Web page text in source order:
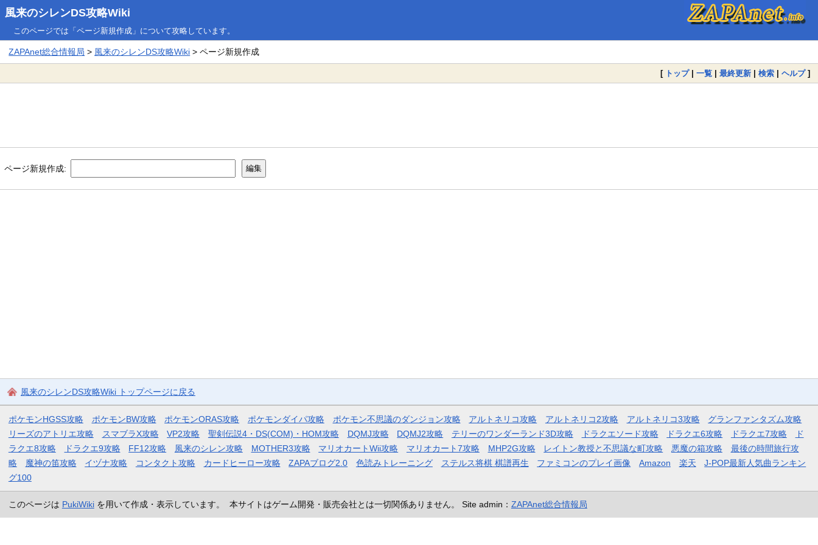
風来のシレンDS攻略Wiki
このページでは「ページ新規作成」について攻略しています。
ZAPAnet総合情報局 > 風来のシレンDS攻略Wiki > ページ新規作成
[ トップ| 一覧 | 最終更新 | 検索 | ヘルプ]
ページ新規作成:
風来のシレンDS攻略Wiki トップページに戻る
ポケモンHGSS攻略 ポケモンBW攻略 ポケモンORAS攻略 ポケモンダイパ攻略 ポケモン不思議のダンジョン攻略 アルトネリコ攻略 アルトネリコ2攻略 アルトネリコ3攻略
グランファンタズム攻略
リーズのアトリエ攻略
スマブラX攻略 VP2攻略 聖剣伝説4・DS(COM)・HOM攻略 DQMJ攻略 DQMJ2攻略 テリーのワンダーランド3D攻略 ドラクエソード攻略 ドラクエ6攻略 ドラクエ7攻略
ド
ラクエ8攻略
ドラクエ9攻略 FF12攻略 風来のシレン攻略 MOTHER3攻略 マリオカートWii攻略 マリオカート7攻略 MHP2G攻略 レイトン教授と不思議な町攻略 悪魔の箱攻略
最後の時間旅行攻
略
魔神の笛攻略 イヅナ攻略 コンタクト攻略 カードヒーロー攻略 ZAPAブログ2.0 色読みトレーニング ステルス将棋 棋譜再生 ファミコンのプレイ画像 Amazon 楽天
J-POP最新人気曲ランキン
グ100
このページは PukiWikiを用いて作成・表示しています。 本サイトはゲーム開発・販売会社とは一切関係ありません。 Site admin： ZAPAnet総合情報局